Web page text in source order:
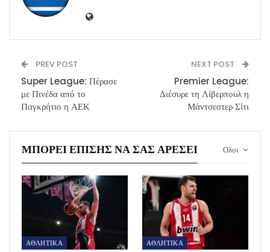
PREV POST
Super League: Πέρασε
με Πινέδα από το
Παγκρήτιο η ΑΕΚ
NEXT POST
Premier League:
Διέσυρε τη Λίβερπουλ η
Μάντσεστερ Σίτι
Ολοι
ΜΠΟΡΕΊ ΕΠΊΣΗΣ ΝΑ ΣΑΣ ΑΡΈΣΕΙ
ΑΘΛΗΤΙΚΑ ΑΘΛΗΤΙΚΑ